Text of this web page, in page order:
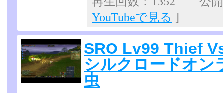
YouTubeで見る ]
SRO Lv99 Thief
シルクロードオ
虫